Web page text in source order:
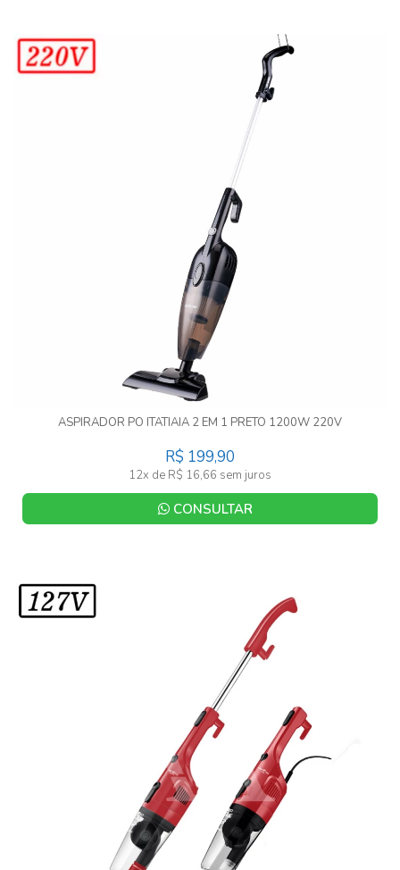
ASPIRADOR PO ITATIAIA 2 EM 1 PRETO 1200W 220V
R$ 199,90
12x de R$ 16,66 sem juros
CONSULTAR